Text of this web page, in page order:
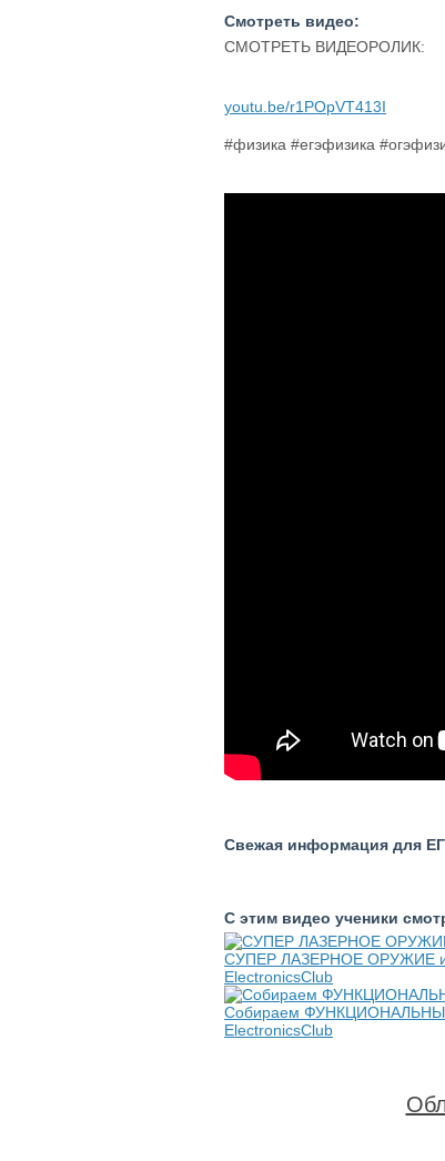
Смотреть видео:
СМОТРЕТЬ ВИДЕОРОЛИК:
youtu.be/r1POpVT413I
#физика #егэфизика
Свежая информация для
С этим видео ученики
СУПЕР ЛАЗЕРНОЕ ОРУЖИЕ и
ElectronicsClub
Собираем
ElectronicsClub